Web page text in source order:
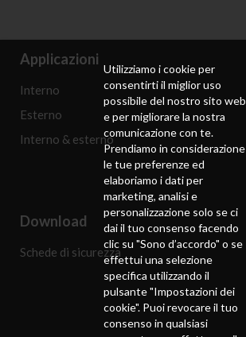
Applicazioni
Interno
Esterno
Interno & esterno
Download
Schede di sicurezza
Utilizziamo i cookie per
consentirti il ​​miglior uso
possibile del nostro sito web
e per migliorare la nostra
comunicazione con te.
Prendiamo in considerazione
le tue preferenze ed
elaboriamo i dati per
marketing, analisi e
personalizzazione solo se ci
dai il tuo consenso facendo
clic su "Sono d’accordo" o se
effettui una selezione
specifica utilizzando il
pulsante "Impostazioni dei
cookie". Puoi revocare il tuo
consenso in qualsiasi